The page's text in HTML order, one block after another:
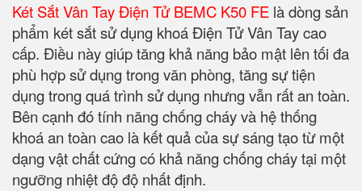
Két Sắt Vân Tay Điện Tử BEMC K50 FE là dòng sản
phẩm két sắt sử dụng khoá Điện Tử Vân Tay cao
cấp. Điều này giúp tăng khả năng bảo mật lên tối đa
phù hợp sử dụng trong văn phòng, tăng sự tiện
dụng trong quá trình sử dụng nhưng vẫn rất an toàn.
Bên cạnh đó tính năng chống cháy và hệ thống
khoá an toàn cao là kết quả của sự sáng tạo từ một
dạng vật chất cứng có khả năng chống cháy tại một
ngưỡng nhiệt độ độ nhất định.